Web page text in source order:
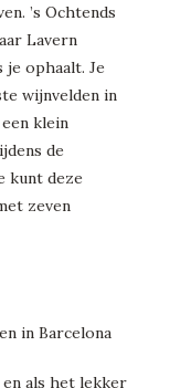
’s Ochtends
Lavern
je ophaalt. Je
wijnvelden in
klein
de
kunt deze
zeven
als het lekker